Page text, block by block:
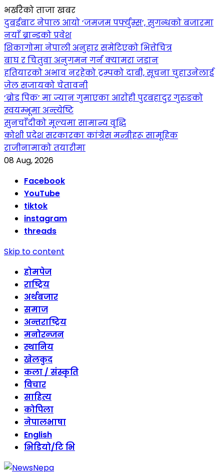
भर्खरैको ताजा खबर
दुबईबाट नेपाल आयो ‘जमजम पर्फ्युम्स’, सुगन्धको बजारमा
नयाँ ब्रान्डको प्रवेश
शिकागोमा नेपाली अनुहार समेटिएको भित्तेचित्र
बाघ र चितुवा अनुगमन गर्न क्यामरा जडान
हतियारको अभाव नरहेको ट्रम्पको दाबी, सूचना चुहाउनेलाई
जेल सजायको चेतावनी
‘ब्रोड पिक’ मा ज्यान गुमाएका आराेही पुरबहादुर गुरुङको
स्वयम्भूमा अन्त्येष्टि
सुनचाँदीको मूल्यमा सामान्य वृद्धि
कोशी प्रदेश सरकारका कांग्रेस मन्त्रीहरू सामूहिक
राजीनामाको तयारीमा
08 Aug, 2026
Facebook
YouTube
tiktok
instagram
threads
Skip to content
होमपेज
राष्ट्रिय
अर्थबजार
समाज
अन्तराष्ट्रिय
मनोरन्जन
स्थानिय
खेलकुद
कला / संस्कृति
विचार
साहित्य
कोपिला
नेपालभाषा
English
भिडियो/टि भि